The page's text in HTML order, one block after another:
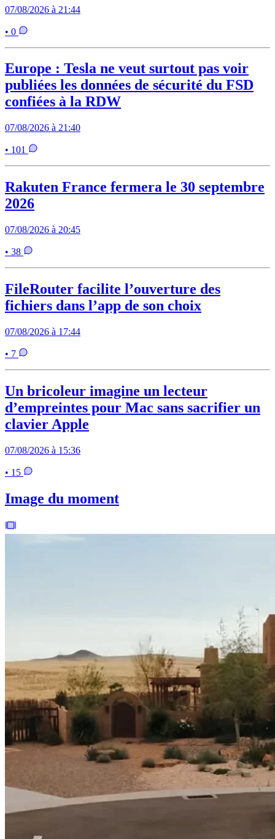
07/08/2026 à 21:44
• 0
Europe : Tesla ne veut surtout pas voir
publiées les données de sécurité du FSD
confiées à la RDW
07/08/2026 à 21:40
• 101
Rakuten France fermera le 30 septembre
2026
07/08/2026 à 20:45
• 38
FileRouter facilite l’ouverture des
fichiers dans l’app de son choix
07/08/2026 à 17:44
• 7
Un bricoleur imagine un lecteur
d’empreintes pour Mac sans sacrifier un
clavier Apple
07/08/2026 à 15:36
• 15
Image du moment